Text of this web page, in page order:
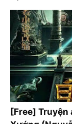
[Free] Truyện